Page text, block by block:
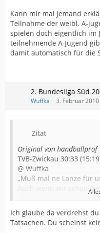
Kann mir mal jemand
Teilnahme der weibl. A-
spielen doch eigentlich im
teilnehmende A-Jugend
damit automatisch für die
2. Bundesliga Süd
Wuffka 3. Februar
Zitat
Original von handballprof
TVB-Zwickau 30:33
@ Wuffka
„Muß mal ne Lanze für
Auch wenn wir schon
die Mädels absolut
der gute Geist, der seit
übernommen hat im
erhalten.“
Ich glaube da verdrehst
Tatsachen. Du scheinst